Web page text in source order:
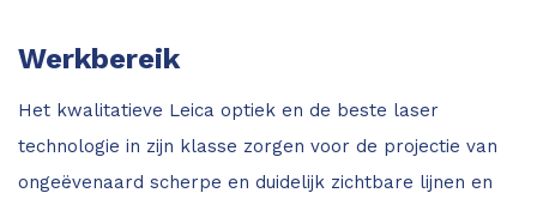
Werkbereik
Het kwalitatieve Leica optiek en de beste laser
technologie in zijn klasse zorgen voor de projectie van
ongeëvenaard scherpe en duidelijk zichtbare lijnen en